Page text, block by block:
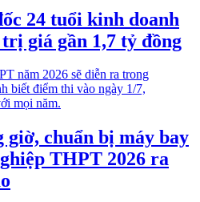
24 tuổi kinh doanh
giá gần 1,7 tỷ đồng
chuẩn bị máy bay
THPT 2026 ra